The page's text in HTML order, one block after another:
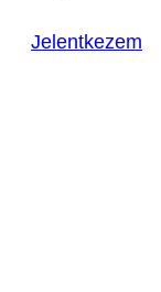
Jelentkezem